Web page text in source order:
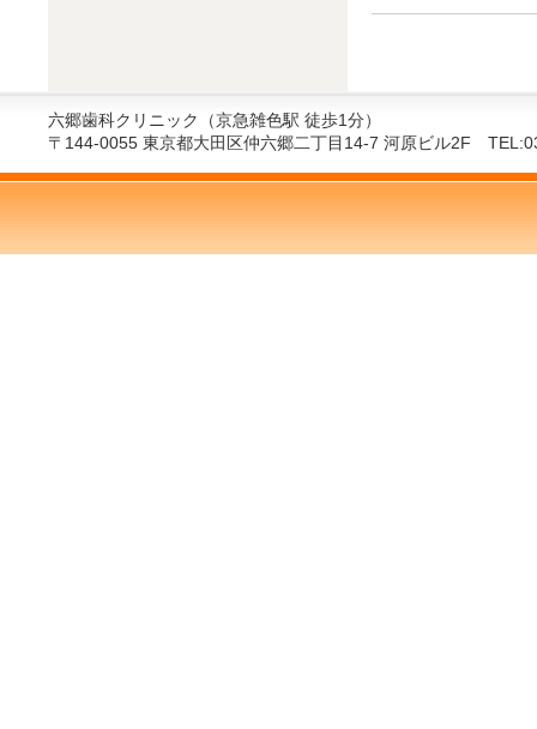
六郷歯科クリニック（京急雑色駅 徒歩1分）
〒144-0055 東京都大田区仲六郷二丁目14-7 河原ビル2F